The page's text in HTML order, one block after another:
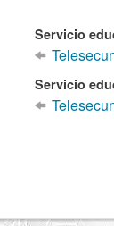
Servicio
Servicio